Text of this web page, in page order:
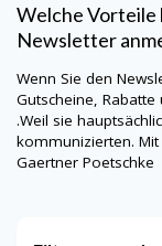
Welche Vorteile
Newsletter
Wenn Sie den
Gutscheine,
.Weil sie
kommunizierten.
Gaertner Poetschke